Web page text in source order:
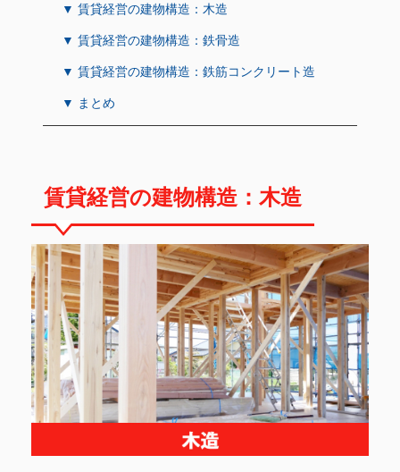
▼ 賃貸経営の建物構造：木造
▼ 賃貸経営の建物構造：鉄骨造
▼ 賃貸経営の建物構造：鉄筋コンクリート造
▼ まとめ
賃貸経営の建物構造：木造